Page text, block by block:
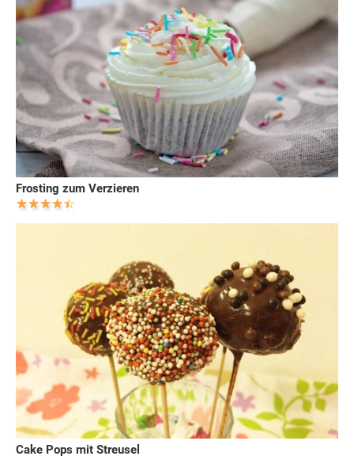
Frosting zum Verzieren
Cake Pops mit Streusel